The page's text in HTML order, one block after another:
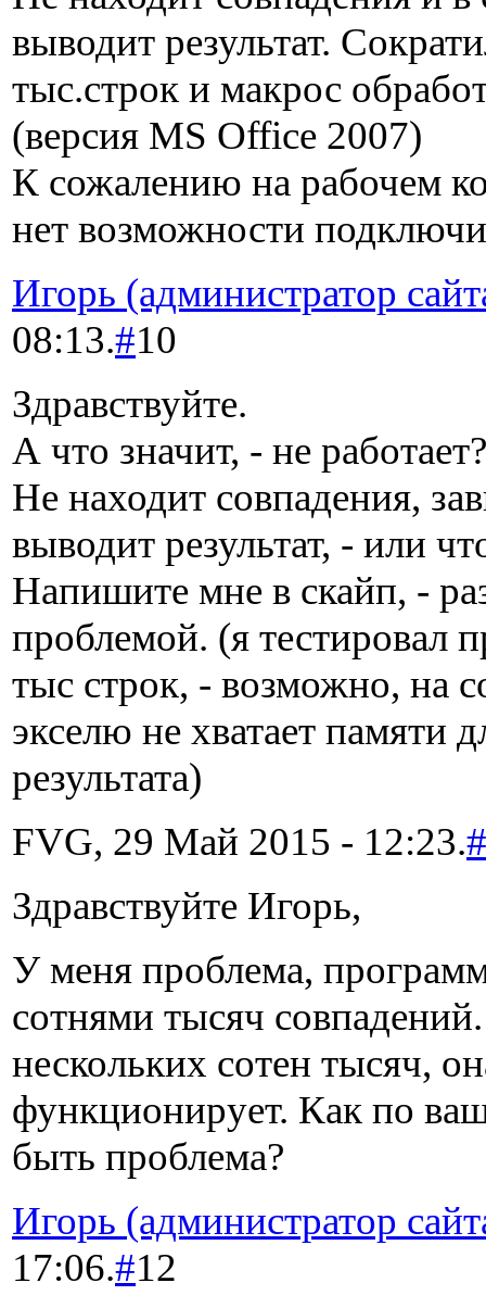
выводит результат.
тыс.строк и макрос
(версия MS Office 2007)
К сожалению на рабочем
нет возможности
Игорь (администратор
08:13.#10
Здравствуйте.
А что значит, - не работает?
Не находит совпадения,
выводит результат, - или
Напишите мне в скайп, -
проблемой. (я тестировал
тыс строк, - возможно, на
экселю не хватает памяти
результата)
FVG, 29 Май 2015 - 12:23.#
Здравствуйте Игорь,
У меня проблема,
сотнями тысяч
нескольких сотен тысяч,
функционирует. Как по
быть проблема?
Игорь (администратор
17:06.#12